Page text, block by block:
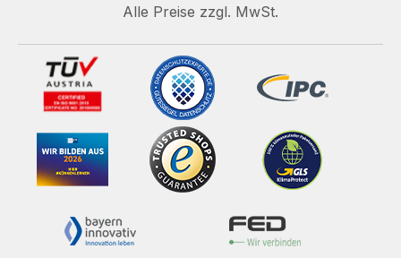
Alle Preise zzgl. MwSt.